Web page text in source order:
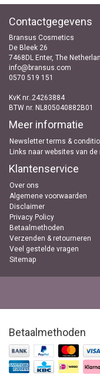
Contactgegevens
Bransus Cosmetics
De Bleek 26
7468DL Enter, The
info@bransus.com
0570 519 151
KvK nr..24263884
BTW nr. NL805040882B01
Meer informatie
Newsletter terms &
Links naar websites van de
Klantenservice
Over ons
Algemene voorwaarden
Disclaimer
Privacy Policy
Betaalmethoden
Verzenden & retourneren
Veel gestelde vragen
Sitemap
Betaalmethoden